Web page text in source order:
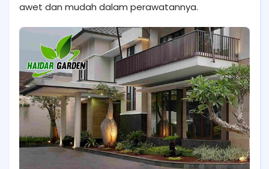
awet dan mudah dalam perawatannya.